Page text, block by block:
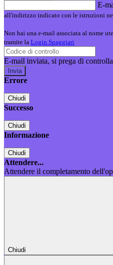
E-
all'indirizzo indicato con le istruzioni
Non hai una e-mail associata al nome
tramite la Login Spaggiari
E-mail inviata, si prega di
Errore
Chiudi
Successo
Chiudi
Informazione
Chiudi
Attendere...
Attendere il completamento
Chiudi